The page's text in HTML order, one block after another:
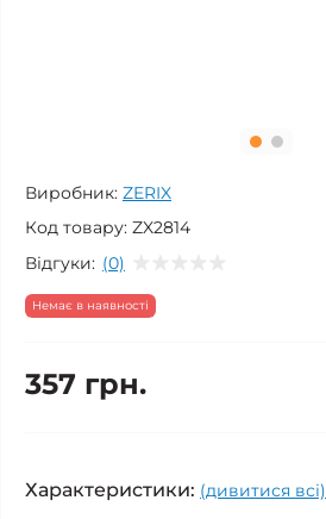
Виробник: ZERIX
Код товару: ZX2814
Відгуки: (0)
Немає в наявності
357 грн.
Характеристики: (дивитися всі)